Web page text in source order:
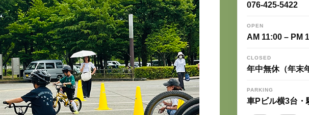
076-425-5422
OPEN
AM 11:00 – PM
CLOSED
年中無休（年末
PARKING
車Pビル横3台・